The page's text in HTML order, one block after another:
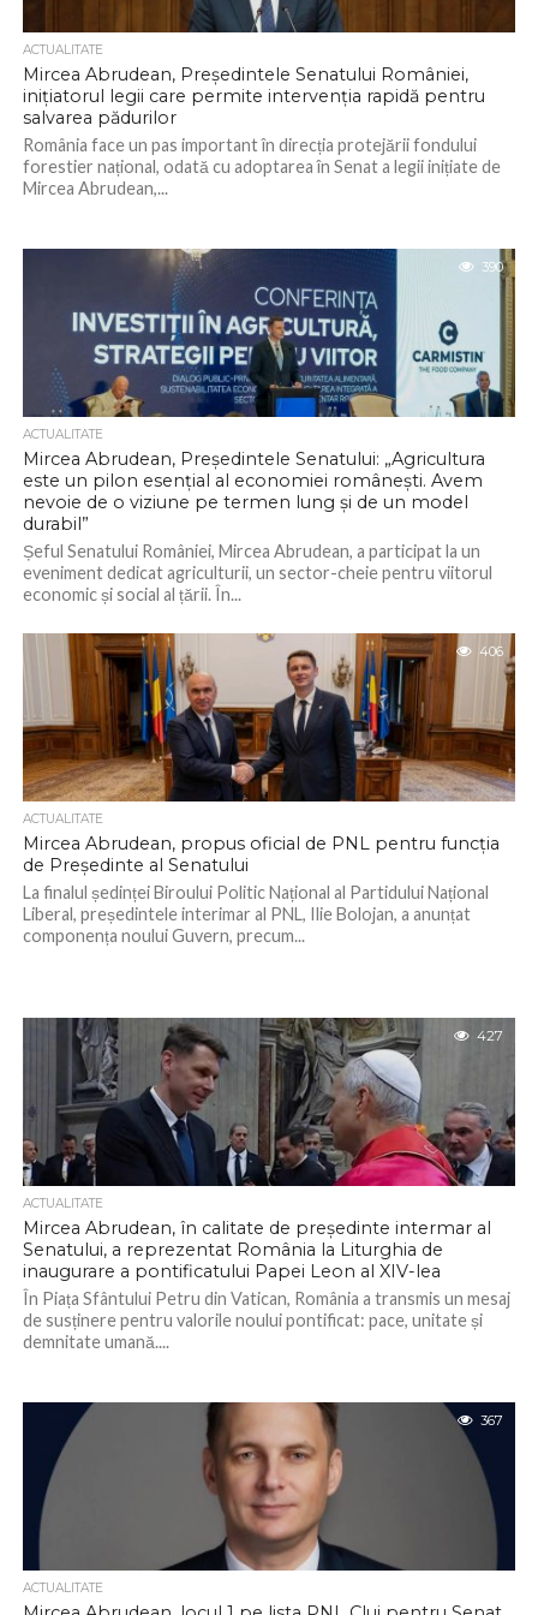
ACTUALITATE
Mircea Abrudean, Președintele Senatului României,
inițiatorul legii care permite intervenția rapidă pentru
salvarea pădurilor
România face un pas important în direcția protejării fondului
forestier național, odată cu adoptarea în Senat a legii inițiate de
Mircea Abrudean,...
390
ACTUALITATE
Mircea Abrudean, Președintele Senatului: „Agricultura
este un pilon esențial al economiei românești. Avem
nevoie de o viziune pe termen lung și de un model
durabil”
Șeful Senatului României, Mircea Abrudean, a participat la un
eveniment dedicat agriculturii, un sector-cheie pentru viitorul
economic și social al țării. În...
406
ACTUALITATE
Mircea Abrudean, propus oficial de PNL pentru funcția
de Președinte al Senatului
La finalul ședinței Biroului Politic Național al Partidului Național
Liberal, președintele interimar al PNL, Ilie Bolojan, a anunțat
componența noului Guvern, precum...
427
ACTUALITATE
Mircea Abrudean, în calitate de președinte intermar al
Senatului, a reprezentat România la Liturghia de
inaugurare a pontificatului Papei Leon al XIV-lea
În Piața Sfântului Petru din Vatican, România a transmis un mesaj
de susținere pentru valorile noului pontificat: pace, unitate și
demnitate umană....
367
ACTUALITATE